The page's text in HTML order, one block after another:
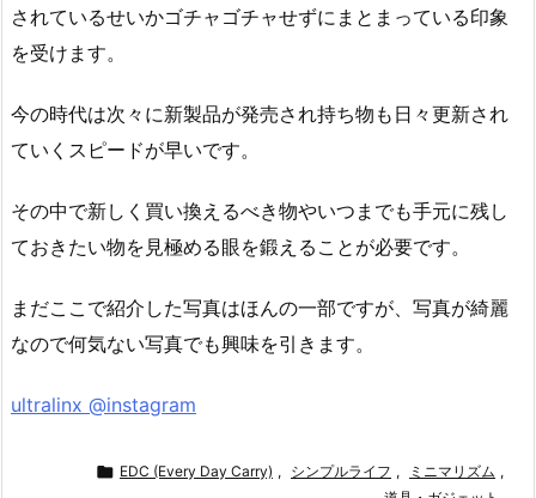
されているせいかゴチャゴチャせずにまとまっている印象
を受けます。
今の時代は次々に新製品が発売され持ち物も日々更新され
ていくスピードが早いです。
その中で新しく買い換えるべき物やいつまでも手元に残し
ておきたい物を見極める眼を鍛えることが必要です。
まだここで紹介した写真はほんの一部ですが、写真が綺麗
なので何気ない写真でも興味を引きます。
ultralinx @instagram
 EDC (Every Day Carry) , シンプルライフ , ミニマリズム ,